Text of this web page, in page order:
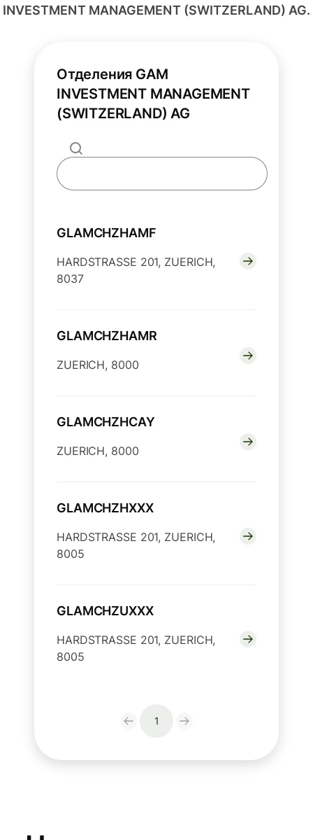
INVESTMENT MANAGEMENT (SWITZERLAND) AG.
Отделения GAM
INVESTMENT MANAGEMENT
(SWITZERLAND) AG
GLAMCHZHAMF
HARDSTRASSE 201, ZUERICH,
8037
GLAMCHZHAMR
ZUERICH, 8000
GLAMCHZHCAY
ZUERICH, 8000
GLAMCHZHXXX
HARDSTRASSE 201, ZUERICH,
8005
GLAMCHZUXXX
HARDSTRASSE 201, ZUERICH,
8005
1